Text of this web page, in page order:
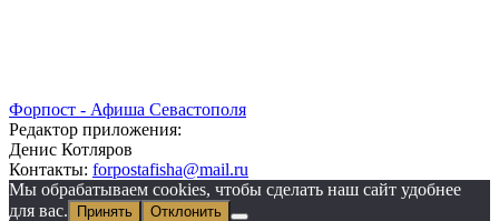
Форпост - Афиша Севастополя
Редактор приложения:
Денис Котляров
Контакты: forpostafisha@mail.ru
Мы обрабатываем cookies, чтобы сделать наш сайт удобнее
для вас.
Принять Отклонить